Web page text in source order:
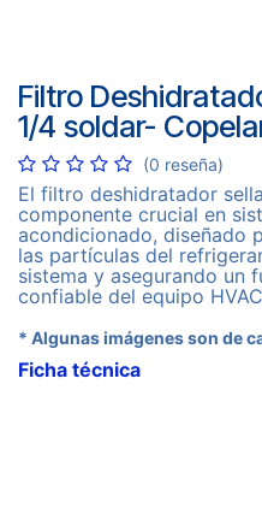
Filtro
1/4 soldar-
(0 reseña)
El filtro deshidratador
componente crucial en
acondicionado, diseñado
las partículas del
sistema y asegurando un
confiable del equipo
* Algunas imágenes son de
Ficha técnica